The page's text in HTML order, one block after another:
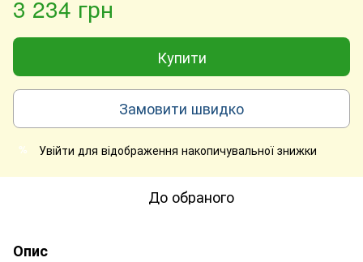
3 234 грн
Купити
Замовити швидко
% Увійти для відображення накопичувальної знижки
До обраного
Опис